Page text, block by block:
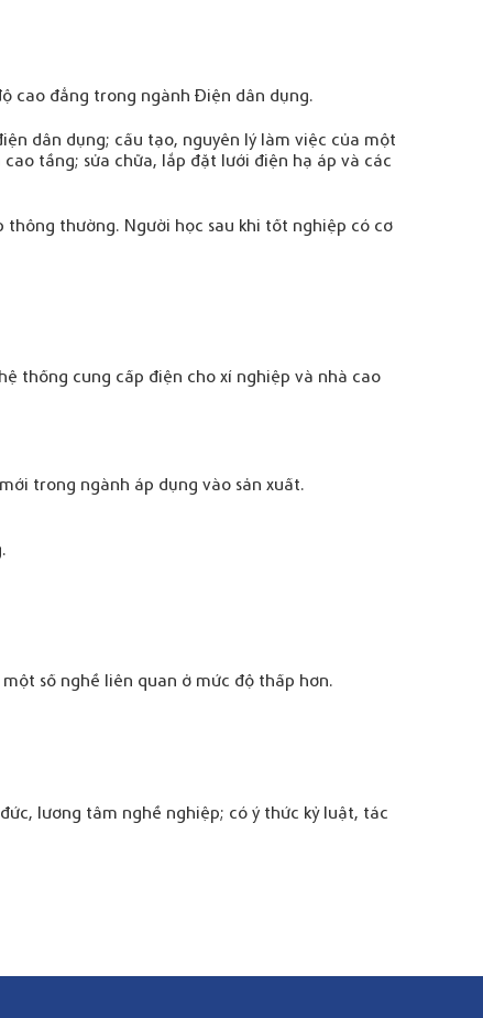
cao đẳng trong ngành Điện dân dụng.
dân dụng; cấu tạo, nguyên lý làm việc của một
tầng; sửa chữa, lắp đặt lưới điện hạ áp và các
thường. Người học sau khi tốt nghiệp có cơ
thống cung cấp điện cho xí nghiệp và nhà cao
trong ngành áp dụng vào sản xuất.
số nghề liên quan ở mức độ thấp hơn.
lương tâm nghề nghiệp; có ý thức kỷ luật, tác